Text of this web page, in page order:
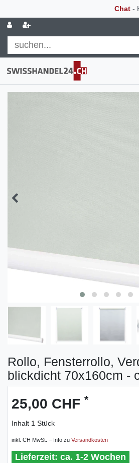
Chat -
Rollo, Fensterrollo,
blickdicht 70x160cm -
25,00 CHF *
Inhalt 1 Stück
inkl. CH MwSt. – Info zu Versandkosten
ca. 1-2 Wochen